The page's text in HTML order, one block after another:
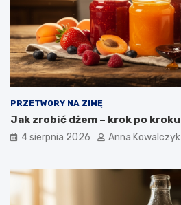
PRZETWORY NA ZIMĘ
Jak zrobić dżem – krok po kroku
4 sierpnia 2026 Anna Kowalczyk